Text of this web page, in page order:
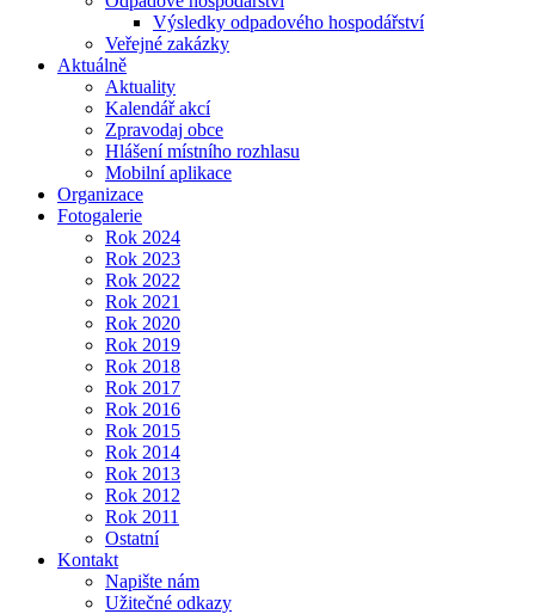
Výsledky odpadového hospodářství
Veřejné zakázky
Aktuálně
Aktuality
Kalendář akcí
Zpravodaj obce
Hlášení místního rozhlasu
Mobilní aplikace
Organizace
Fotogalerie
Rok 2024
Rok 2023
Rok 2022
Rok 2021
Rok 2020
Rok 2019
Rok 2018
Rok 2017
Rok 2016
Rok 2015
Rok 2014
Rok 2013
Rok 2012
Rok 2011
Ostatní
Kontakt
Napište nám
Užitečné odkazy